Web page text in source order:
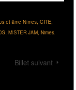
et âme Nîmes, GITE,
, MISTER JAM, Nimes,
Billet suivant